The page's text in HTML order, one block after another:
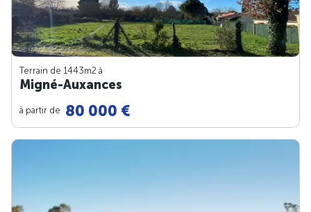
Terrain de 1443m2 à
Migné-Auxances
à partir de 80 000 €